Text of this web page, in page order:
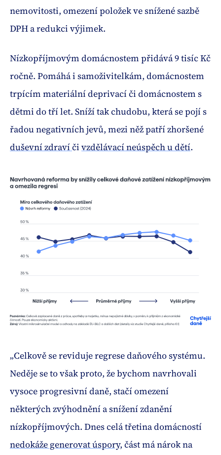
nemovitosti, omezení položek ve snížené sazbě
DPH a redukci výjimek.
Nízkopříjmovým domácnostem přidává 9 tisíc Kč
ročně. Pomáhá i samoživitelkám, domácnostem
trpícím materiální deprivací či domácnostem s
dětmi do tří let. Sníží tak chudobu, která se pojí s
řadou negativních jevů, mezi něž patří zhoršené
duševní zdraví či vzdělávací neúspěch u dětí.
„Celkově se reviduje regrese daňového systému.
Neděje se to však proto, že bychom navrhovali
vysoce progresivní daně, stačí omezení
některých zvýhodnění a snížení zdanění
nízkopříjmových. Dnes celá třetina domácností
nedokáže generovat úspory, část má nárok na